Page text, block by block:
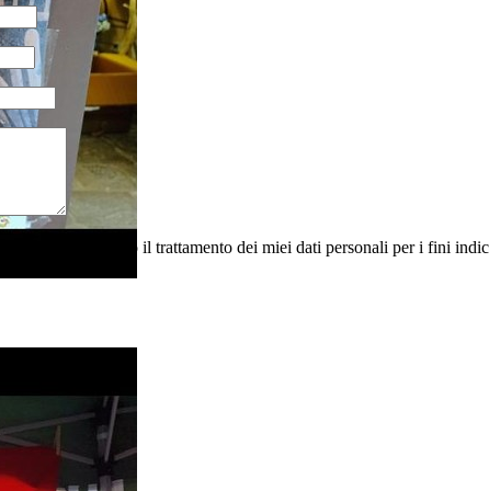
2003 e autorizzo il trattamento dei miei dati personali per i fini